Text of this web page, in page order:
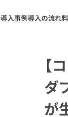
導入事例導入の流れ
【
ダ
が